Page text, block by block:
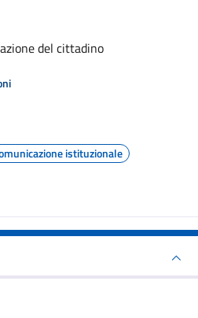
del cittadino
istituzionale